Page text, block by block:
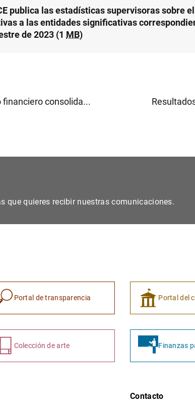
publica las estadísticas supervisoras sobre
a las entidades significativas
de 2023 (1 MB)
financiero consolida...
que quieres recibir nuestras comunicaciones.
Portal de transparencia Portal del
Colección de arte Finanzas
Contacto